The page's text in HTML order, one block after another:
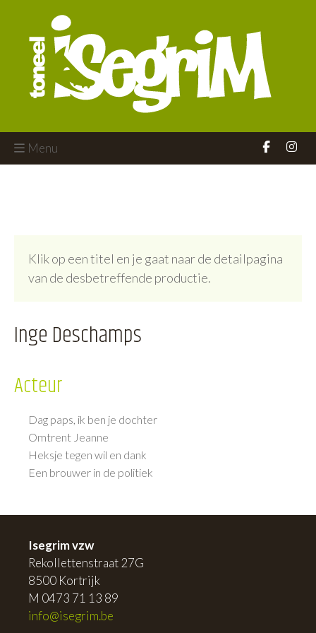
Menu
Klik op een titel en je gaat naar de detailpagina
van de desbetreffende productie.
Inge Deschamps
Acteur
Dag paps, ik ben je dochter
Omtrent Jeanne
Heksje tegen wil en dank
Een brouwer in de politiek
Isegrim vzw
Rekollettenstraat 27G
8500 Kortrijk
M 0473 71 13 89
info@isegrim.be